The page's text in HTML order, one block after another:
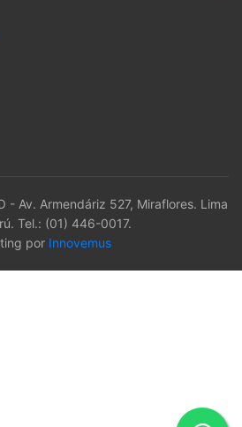
- Av. Armendáriz 527, Miraflores. Lima
Tel.: (01) 446-0017.
por Innovemus